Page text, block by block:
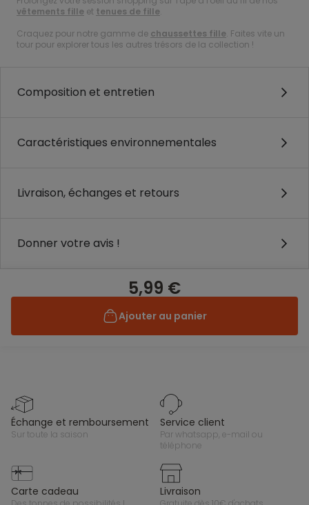
vêtements fille et tenues de fille.
Craquez pour notre gamme de chaussettes fille. Faites vite un
tour pour explorer tous les autres trésors de la collection !
Composition et entretien
Caractéristiques environnementales
Livraison, échanges et retours
Donner votre avis !
5,99 €
Ajouter au panier
échange et remboursement
sur toute la saison
service client
par whatsapp, e-mail ou
téléphone
carte cadeau livraison